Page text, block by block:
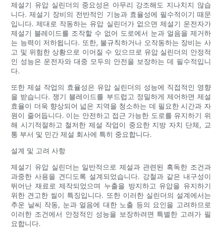
제설기 유압 실린더의 중요성은 아무리 강조해도 지나치지 않습
니다. 제설기 장비의 전반적인 기능과 효율성에 필수적이기 때문
입니다. 제대로 작동하는 유압 실린더가 없으면 제설기 운전자가
제설기 블레이드를 조작할 수 없어 도로에서 눈과 얼음을 제거하
는 능력이 저하됩니다. 또한, 불규칙하거나 오작동하는 장비는 사
고 및 위험한 상황으로 이어질 수 있으므로 유압 실린더의 안정적
인 성능은 운전자와 대중 모두의 안전을 보장하는 데 필수적입니
다.
또한 제설 작업의 효율성은 유압 실린더의 성능에 직접적인 영향
을 받습니다. 쟁기 블레이드를 부드럽고 정밀하게 제어하면 제설
효율이 더욱 향상되어 넓은 지역을 청소하는 데 필요한 시간과 자
원이 줄어듭니다. 이는 안전하고 접근 가능한 도로를 유지하기 위
해 시기적절하고 철저한 제설 작업이 중요한 지방 자치 단체, 교
통 부서 및 민간 제설 회사에 특히 중요합니다.
설계 및 고려 사항
제설기 유압 실린더는 일반적으로 제설과 관련된 혹독한 조건과
과중한 사용을 견디도록 설계되었습니다. 강철과 같은 내구성이
뛰어난 재료로 제작되었으며 누출을 방지하고 유압을 유지하기
위한 견고한 씰이 특징입니다. 또한 이러한 실린더의 설계에서는
추운 날씨 작동, 눈과 얼음에 대한 노출 등의 요인을 고려하므로
이러한 조건에서 안정적인 성능을 보장하려면 특별한 고려가 필
요합니다.